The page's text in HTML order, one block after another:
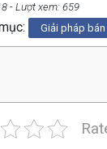
- Lượt xem: 659
Giải pháp bán